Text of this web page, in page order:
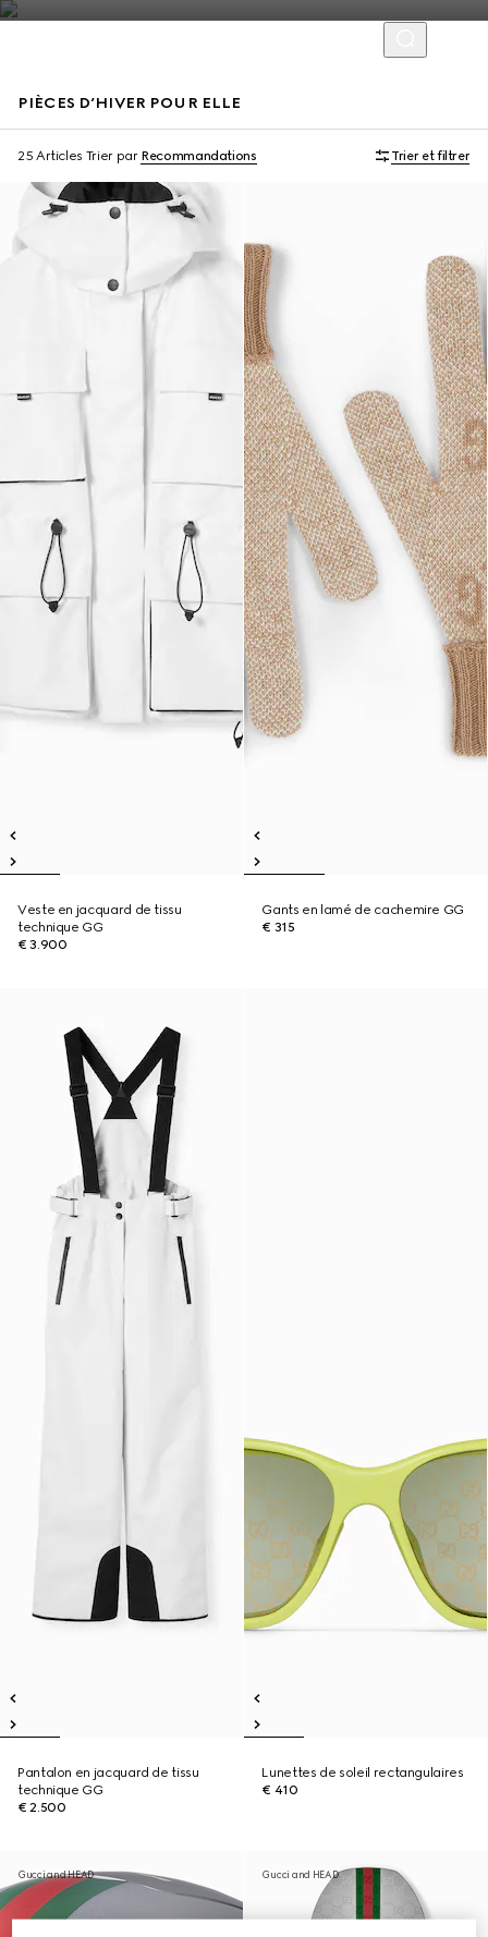
PIÈCES D’HIVER POUR ELLE
25 Articles Trier par Recommandations Trier et filtrer
Veste en jacquard de tissu
technique GG
€ 3.900
Gants en lamé de cachemire GG
€ 315
Pantalon en jacquard de tissu
technique GG
€ 2.500
Lunettes de soleil rectangulaires
€ 410
Gucci and HEAD Gucci and HEAD